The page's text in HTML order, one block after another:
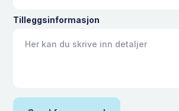
Tilleggsinformasjon